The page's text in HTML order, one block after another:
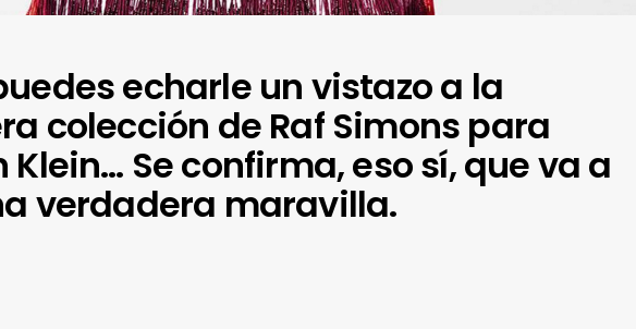
echarle un vistazo a la
colección de Raf Simons para
Klein… Se confirma, eso sí, que va a
verdadera maravilla.